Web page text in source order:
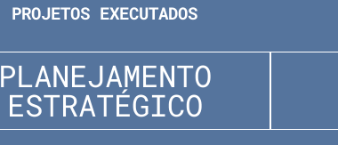
PROJETOS EXECUTADOS
PLANEJAMENTO
ESTRATÉGICO